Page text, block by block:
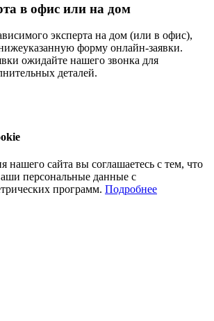
в офис или на дом
эксперта на дом (или в офис),
форму онлайн-заявки.
ожидайте нашего звонка для
деталей.
нашего сайта вы соглашаетесь с тем, что
персональные данные с
программ. Подробнее